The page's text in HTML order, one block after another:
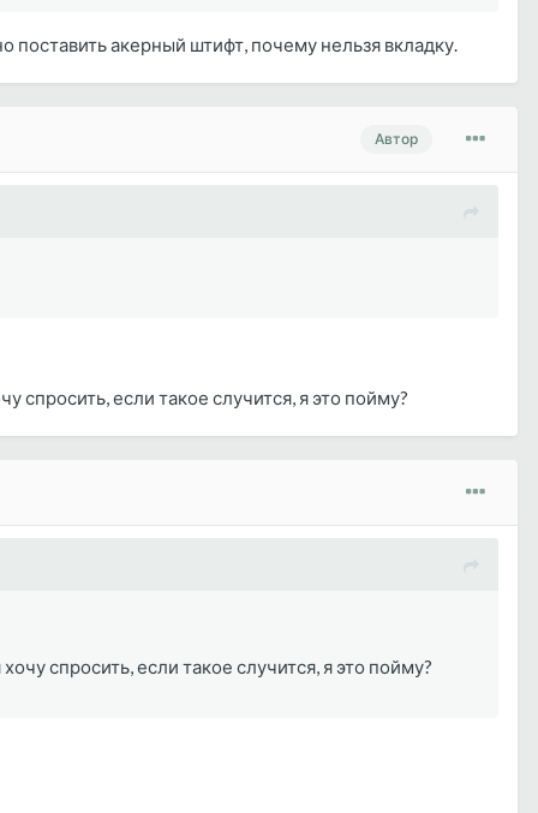
акерный штифт, почему нельзя вкладку.
Автор
спросить, если такое случится, я это пойму?
спросить, если такое случится, я это пойму?